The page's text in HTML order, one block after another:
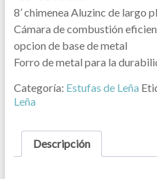
8’ chimenea Aluzinc de largo
Cámara de combustión
opcion de base de metal
Forro de metal para la
Categoría: Estufas de Leña
Leña
Descripción